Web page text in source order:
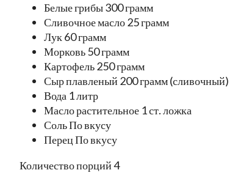
Белые грибы 300 грамм
Сливочное масло 25 грамм
Лук 60 грамм
Морковь 50 грамм
Картофель 250 грамм
Сыр плавленый 200 грамм (сливочный)
Вода 1 литр
Масло растительное 1 ст. ложка
Соль По вкусу
Перец По вкусу
Количество порций 4